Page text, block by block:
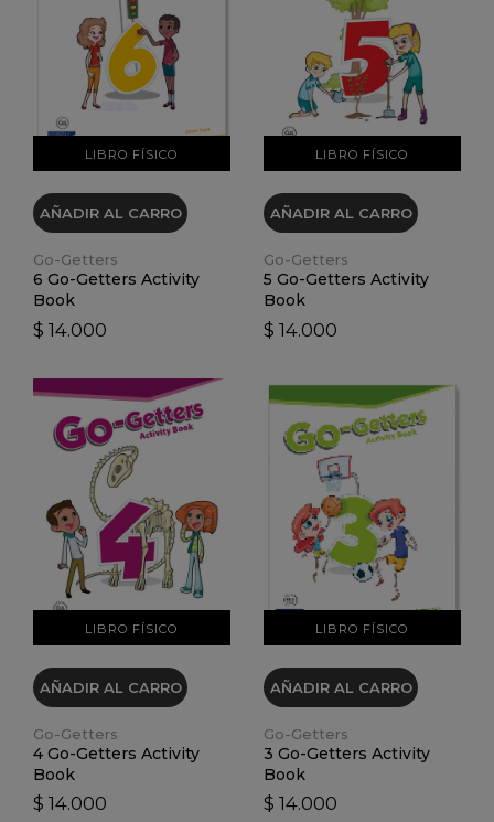
LIBRO FÍSICO
VER DETALLES
AÑADIR AL CARRO
Go-Getters
6 Go-Getters Activity
Book
$ 14.000
LIBRO FÍSICO
VER DETALLES
AÑADIR AL CARRO
Go-Getters
5 Go-Getters Activity
Book
$ 14.000
LIBRO FÍSICO
VER DETALLES
AÑADIR AL CARRO
Go-Getters
4 Go-Getters Activity
Book
$ 14.000
LIBRO FÍSICO
VER DETALLES
AÑADIR AL CARRO
Go-Getters
3 Go-Getters Activity
Book
$ 14.000